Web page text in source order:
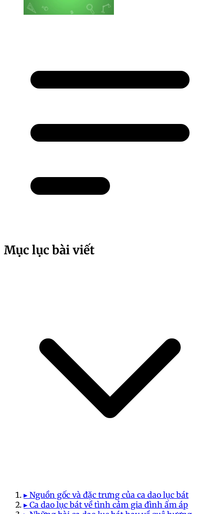
Mục lục bài viết
▸ Nguồn gốc và đặc trưng của ca dao lục bát
▸ Ca dao lục bát về tình cảm gia đình ấm áp